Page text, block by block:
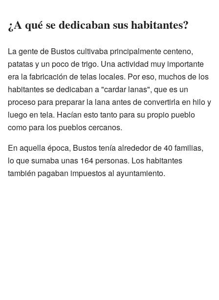
¿A qué se dedicaban sus habitantes?
La gente de Bustos cultivaba principalmente centeno,
patatas y un poco de trigo. Una actividad muy importante
era la fabricación de telas locales. Por eso, muchos de los
habitantes se dedicaban a "cardar lanas", que es un
proceso para preparar la lana antes de convertirla en hilo y
luego en tela. Hacían esto tanto para su propio pueblo
como para los pueblos cercanos.
En aquella época, Bustos tenía alrededor de 40 familias,
lo que sumaba unas 164 personas. Los habitantes
también pagaban impuestos al ayuntamiento.